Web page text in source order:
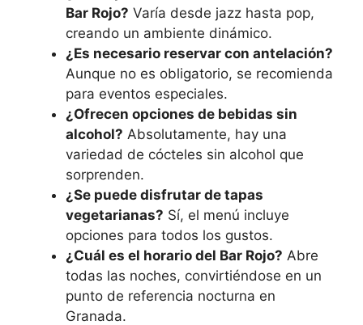
Bar Rojo? Varía desde jazz hasta pop,
creando un ambiente dinámico.
¿Es necesario reservar con antelación?
Aunque no es obligatorio, se recomienda
para eventos especiales.
¿Ofrecen opciones de bebidas sin
alcohol? Absolutamente, hay una
variedad de cócteles sin alcohol que
sorprenden.
¿Se puede disfrutar de tapas
vegetarianas? Sí, el menú incluye
opciones para todos los gustos.
¿Cuál es el horario del Bar Rojo? Abre
todas las noches, convirtiéndose en un
punto de referencia nocturna en
Granada.